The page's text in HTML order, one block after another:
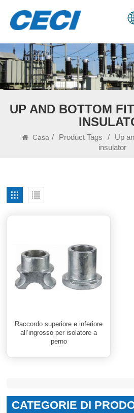
UP AND BOTTOM
Casa / Product Tags /
Up
insulator
Raccordo superiore e inferiore
all’ingrosso per isolatore a
perno
CATEGORIE DI